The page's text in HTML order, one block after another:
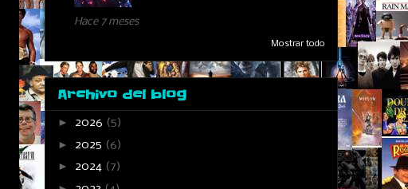
Hace 7 meses
Mostrar todo
Archivo del blog
► 2026 (5)
► 2025 (6)
► 2024 (7)